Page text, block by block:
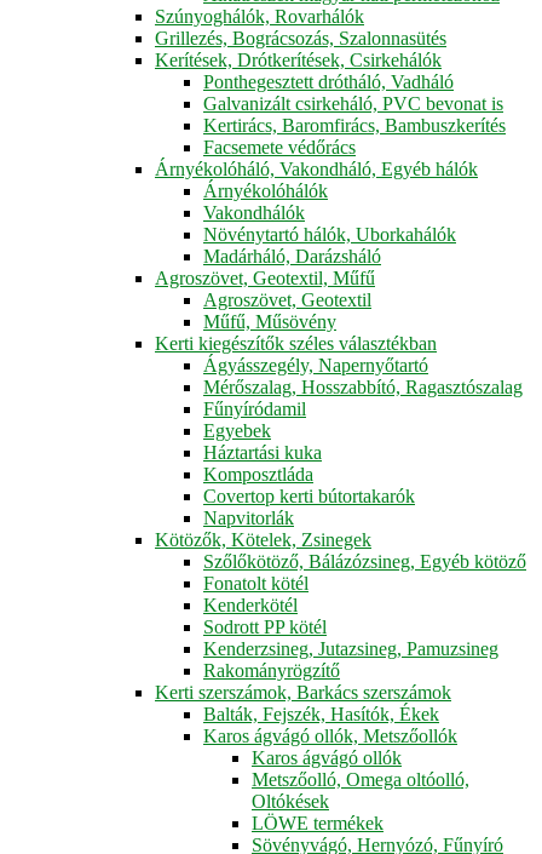
Szúnyoghálók, Rovarhálók
Grillezés, Bográcsozás, Szalonnasütés
Kerítések, Drótkerítések, Csirkehálók
Ponthegesztett drótháló, Vadháló
Galvanizált csirkeháló, PVC bevonat is
Kertirács, Baromfirács, Bambuszkerítés
Facsemete védőrács
Árnyékolóháló, Vakondháló, Egyéb hálók
Árnyékolóhálók
Vakondhálók
Növénytartó hálók, Uborkahálók
Madárháló, Darázsháló
Agroszövet, Geotextil, Műfű
Agroszövet, Geotextil
Műfű, Műsövény
Kerti kiegészítők széles választékban
Ágyásszegély, Napernyőtartó
Mérőszalag, Hosszabbító, Ragasztószalag
Fűnyíródamil
Egyebek
Háztartási kuka
Komposztláda
Covertop kerti bútortakarók
Napvitorlák
Kötözők, Kötelek, Zsinegek
Szőlőkötöző, Bálázózsineg, Egyéb kötöző
Fonatolt kötél
Kenderkötél
Sodrott PP kötél
Kenderzsineg, Jutazsineg, Pamuzsineg
Rakományrögzítő
Kerti szerszámok, Barkács szerszámok
Balták, Fejszék, Hasítók, Ékek
Karos ágvágó ollók, Metszőollók
Karos ágvágó ollók
Metszőolló, Omega oltóolló,
Oltókések
LÖWE termékek
Sövényvágó, Hernyózó, Fűnyíró